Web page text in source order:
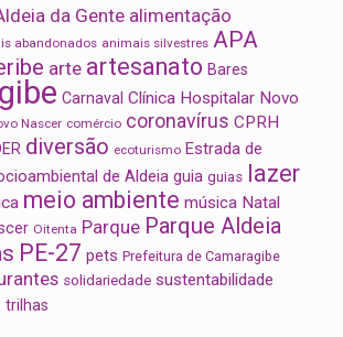
da Gente alimentação
abandonados animais silvestres APA
arte artesanato Bares
Carnaval Clínica Hospitalar Novo
Nascer comércio coronavírus CPRH
diversão ecoturismo Estrada de
de Aldeia guia guias lazer
meio ambiente música Natal
Oitenta Parque Parque Aldeia
PE-27 pets Prefeitura de Camaragibe
solidariedade sustentabilidade
trilhas